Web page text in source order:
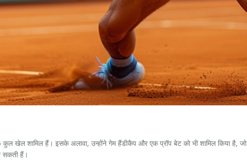
खेल शामिल हैं। इसके अलावा, उन्होंने गेम हैंडीकैप और एक प्रॉप बेट को भी शामिल किया है,
सकती हैं।